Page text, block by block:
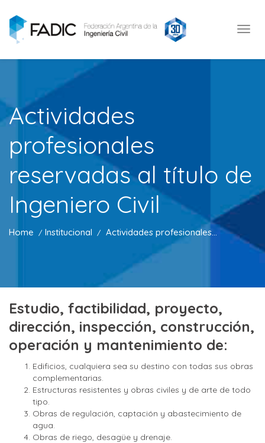
Actividades
profesionales
reservadas al título de
Ingeniero Civil
Home Institucional Actividades profesionales...
Estudio, factibilidad, proyecto,
dirección, inspección, construcción,
operación y mantenimiento de:
Edificios, cualquiera sea su destino con todas sus obras
complementarias.
Estructuras resistentes y obras civiles y de arte de todo
tipo.
Obras de regulación, captación y abastecimiento de
agua.
Obras de riego, desagüe y drenaje.